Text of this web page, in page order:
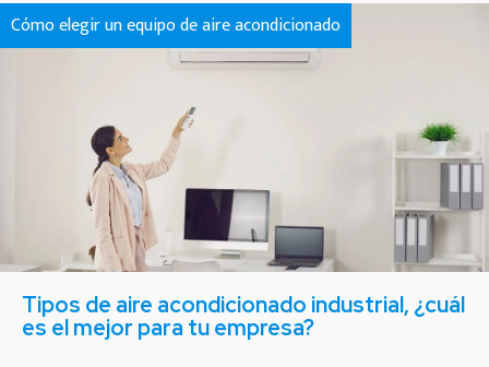
Cómo elegir un equipo de aire acondicionado
Tipos de aire acondicionado industrial, ¿cuál
es el mejor para tu empresa?